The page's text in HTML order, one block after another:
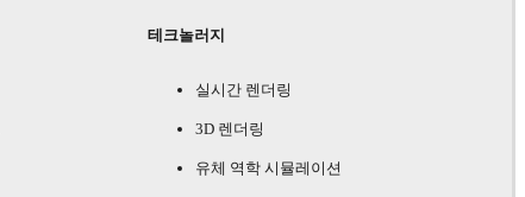
테크놀러지
실시간 렌더링
3D 렌더링
유체 역학 시뮬레이션